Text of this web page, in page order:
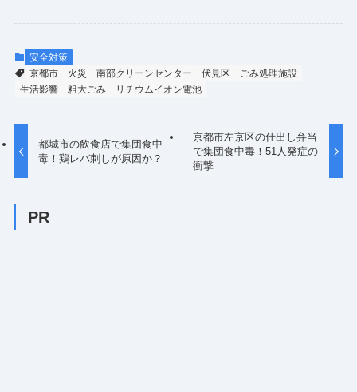
安全対策
京都市
火災 南部クリーンセンター 伏見区
ごみ処理施設
生活影響
粗大ごみ リチウムイオン電池
都城市の飲食店で集団食中
毒！鶏レバ刺しが原因か？
京都市左京区の仕出し弁当
で集団食中毒！51人発症の
衝撃
PR